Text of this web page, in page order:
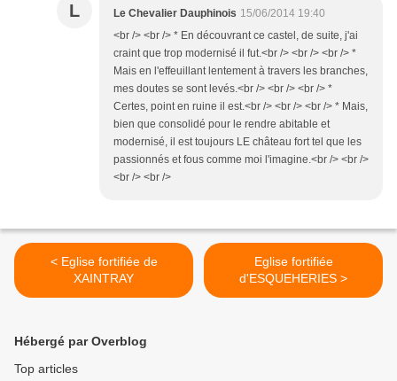
L Le Chevalier Dauphinois 15/06/2014 19:40
<br /> <br /> * En découvrant ce castel, de suite, j'ai
craint que trop modernisé il fut.<br /> <br /> <br /> *
Mais en l'effeuillant lentement à travers les branches,
mes doutes se sont levés.<br /> <br /> <br /> *
Certes, point en ruine il est.<br /> <br /> <br /> * Mais,
bien que consolidé pour le rendre abitable et
modernisé, il est toujours LE château fort tel que les
passionnés et fous comme moi l'imagine.<br /> <br />
<br /> <br />
< Eglise fortifiée de
XAINTRAY
Eglise fortifiée
d'ESQUEHERIES >
Hébergé par Overblog
Top articles